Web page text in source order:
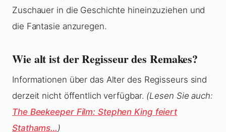
Zuschauer in die Geschichte hineinzuziehen und
die Fantasie anzuregen.
Wie alt ist der Regisseur des Remakes?
Informationen über das Alter des Regisseurs sind
derzeit nicht öffentlich verfügbar. (Lesen Sie auch:
The Beekeeper Film: Stephen King feiert
Stathams…)